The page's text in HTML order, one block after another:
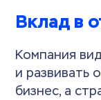
Вклад в
Компания
и развивать
бизнес, а